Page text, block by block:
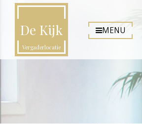
MENU
De Kijk
Vergaderlocatie